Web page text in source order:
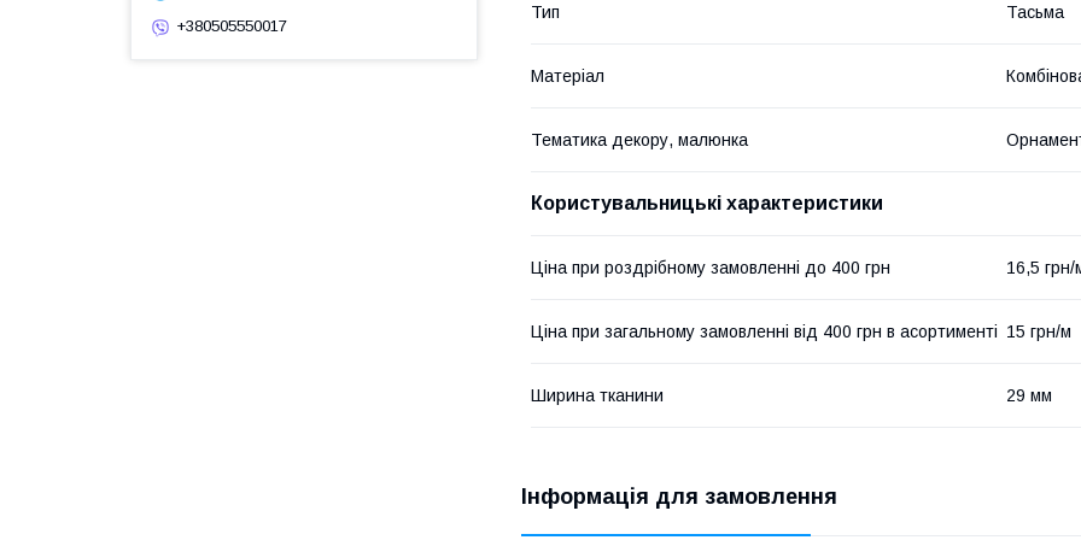
Тип Тасьма
Матеріал
Тематика декору, малюнка
Користувальницькі характеристики
Ціна при роздрібному замовленні до 400 грн 16,5 грн/
Ціна при загальному замовленні від 400 грн в асортименті 15 грн/м
Ширина тканини 29 мм
Інформація для замовлення
+380505550017